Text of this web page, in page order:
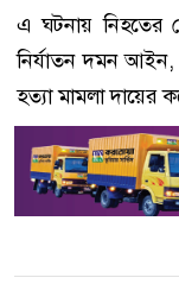
এ ঘটনায় নিহতের
নির্যাতন দমন
হত্যা মামলা দায়ের